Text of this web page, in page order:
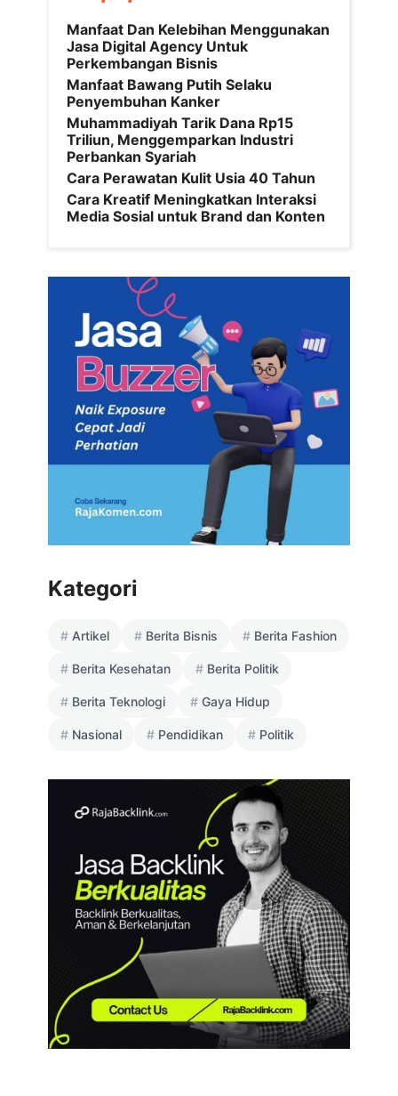
Manfaat Dan Kelebihan Menggunakan
Jasa Digital Agency Untuk
Perkembangan Bisnis
Manfaat Bawang Putih Selaku
Penyembuhan Kanker
Muhammadiyah Tarik Dana Rp15
Triliun, Menggemparkan Industri
Perbankan Syariah
Cara Perawatan Kulit Usia 40 Tahun
Cara Kreatif Meningkatkan Interaksi
Media Sosial untuk Brand dan Konten
Kategori
Artikel Berita Bisnis Berita Fashion
Berita Kesehatan Berita Politik
Berita Teknologi Gaya Hidup
Nasional Pendidikan Politik